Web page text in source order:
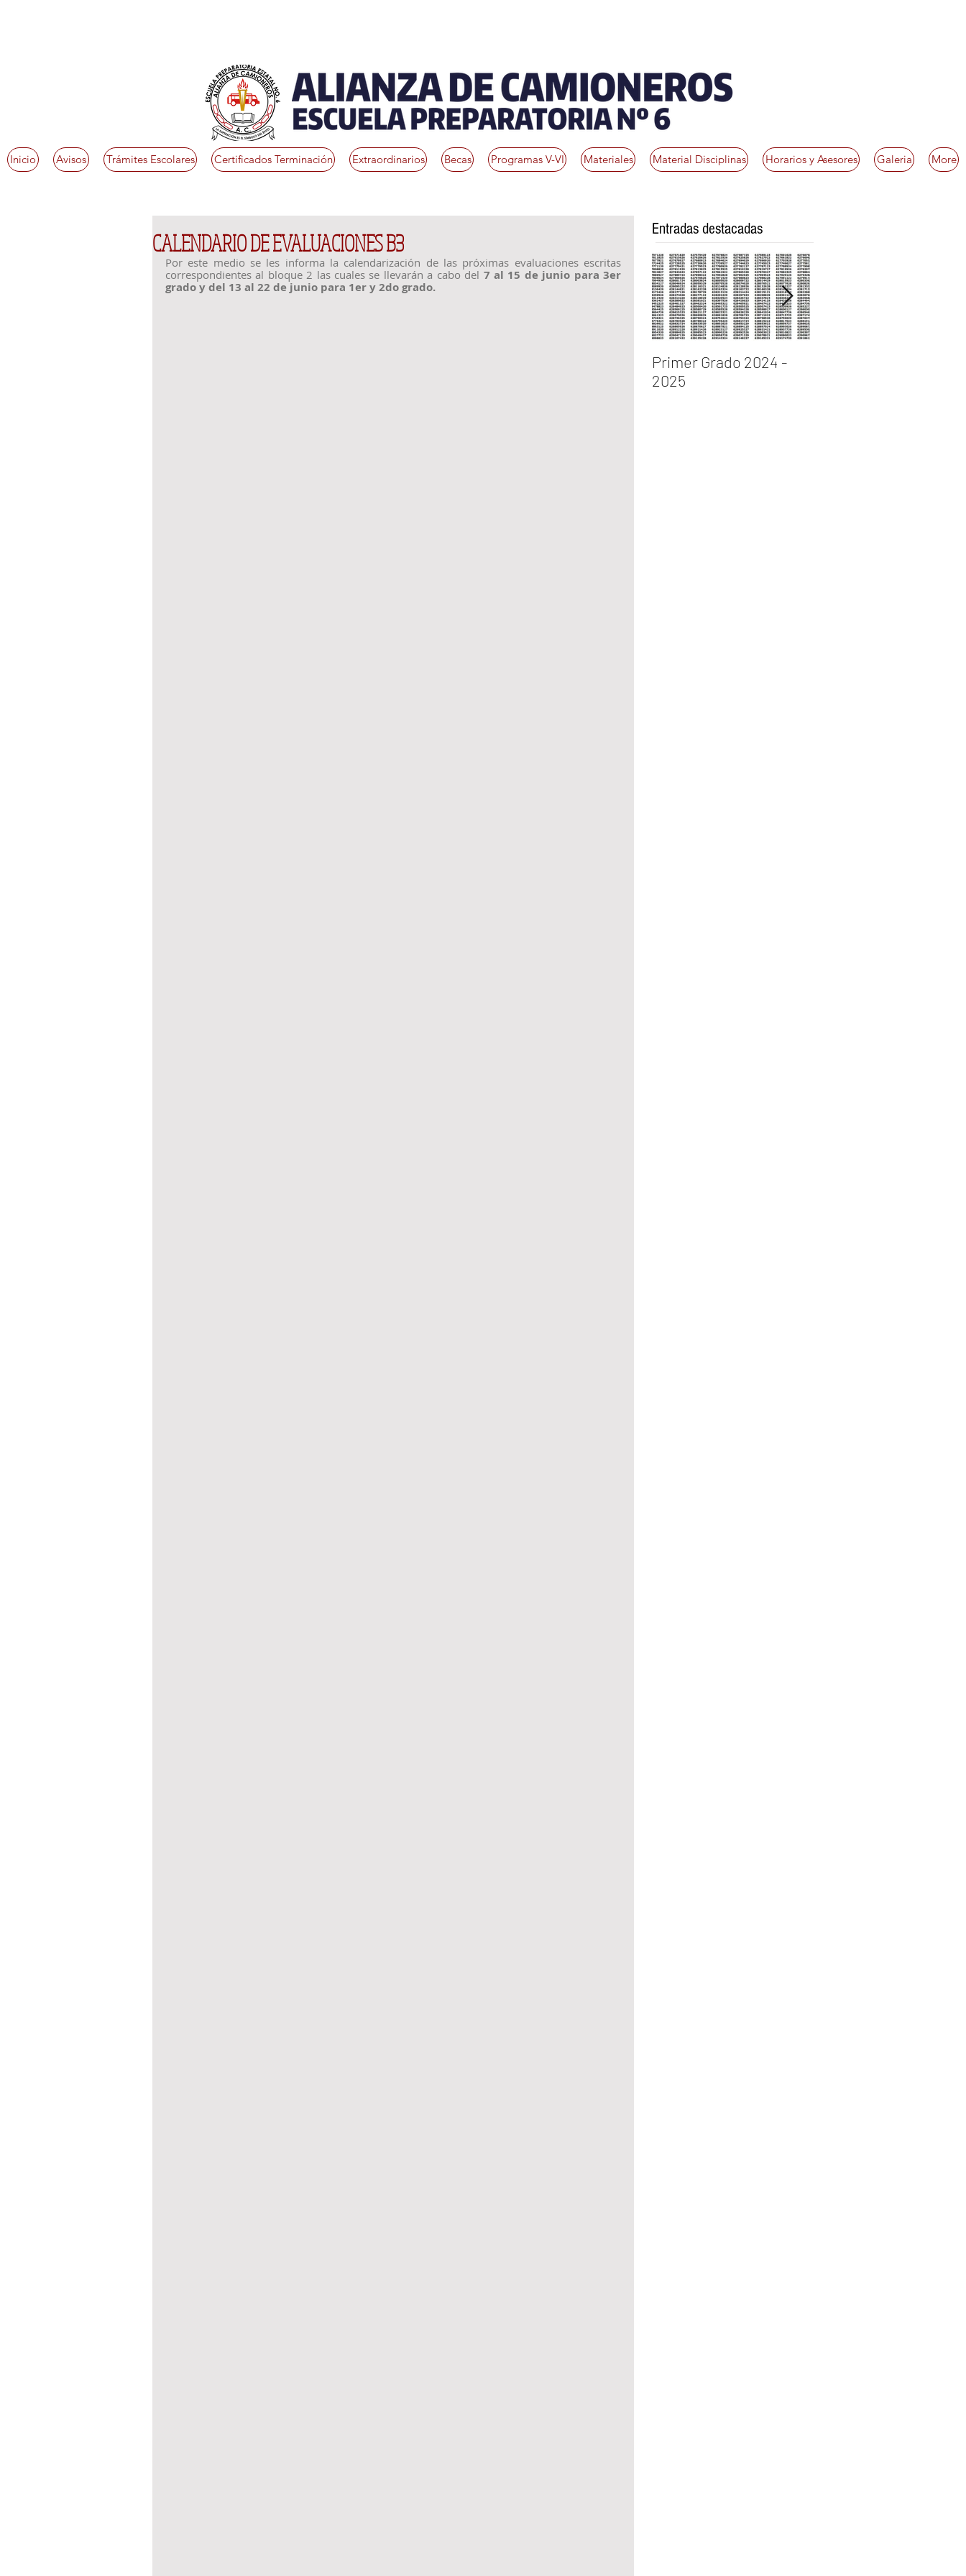
Inicio Avisos Trámites Escolares Certificados Terminación Extraordinarios Becas Programas V-VI Materiales Material Disciplinas Horarios y Asesores Galeria More
CALENDARIO DE EVALUACIONES B3
Por este medio se les informa la calendarización de las próximas evaluaciones escritas
correspondientes al bloque 2 las cuales se llevarán a cabo del 7 al 15 de junio para 3er
grado y del 13 al 22 de junio para 1er y 2do grado.
Entradas destacadas
Primer Grado 2024 -
2025